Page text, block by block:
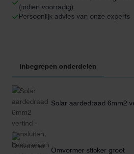
(indien voorradig)
Persoonlijk advies van onze experts
Inbegrepen onderdelen
Solar aardedraad 6mm2
Omvormer sticker groot